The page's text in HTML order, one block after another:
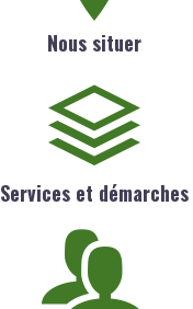
Nous situer
Services et démarches